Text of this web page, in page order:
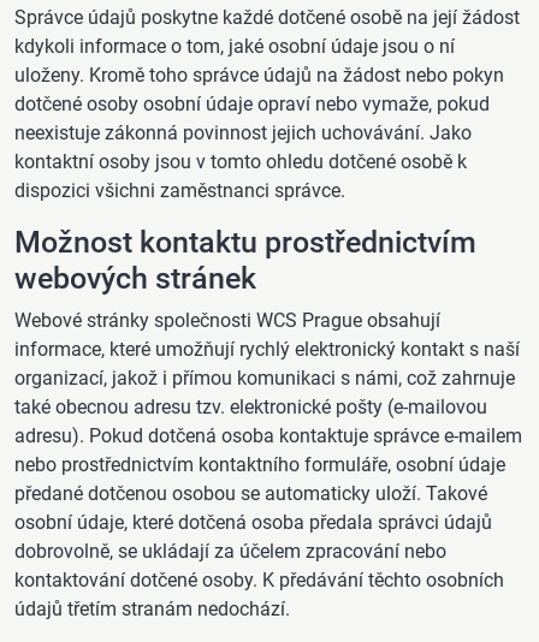
Správce údajů poskytne každé dotčené osobě na její žádost
kdykoli informace o tom, jaké osobní údaje jsou o ní
uloženy. Kromě toho správce údajů na žádost nebo pokyn
dotčené osoby osobní údaje opraví nebo vymaže, pokud
neexistuje zákonná povinnost jejich uchovávání. Jako
kontaktní osoby jsou v tomto ohledu dotčené osobě k
dispozici všichni zaměstnanci správce.
Možnost kontaktu prostřednictvím
webových stránek
Webové stránky společnosti WCS Prague obsahují
informace, které umožňují rychlý elektronický kontakt s naší
organizací, jakož i přímou komunikaci s námi, což zahrnuje
také obecnou adresu tzv. elektronické pošty (e-mailovou
adresu). Pokud dotčená osoba kontaktuje správce e-mailem
nebo prostřednictvím kontaktního formuláře, osobní údaje
předané dotčenou osobou se automaticky uloží. Takové
osobní údaje, které dotčená osoba předala správci údajů
dobrovolně, se ukládají za účelem zpracování nebo
kontaktování dotčené osoby. K předávání těchto osobních
údajů třetím stranám nedochází.